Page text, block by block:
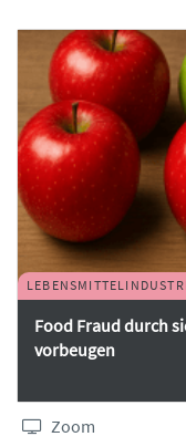
Food Fraud durch
vorbeugen
Zoom